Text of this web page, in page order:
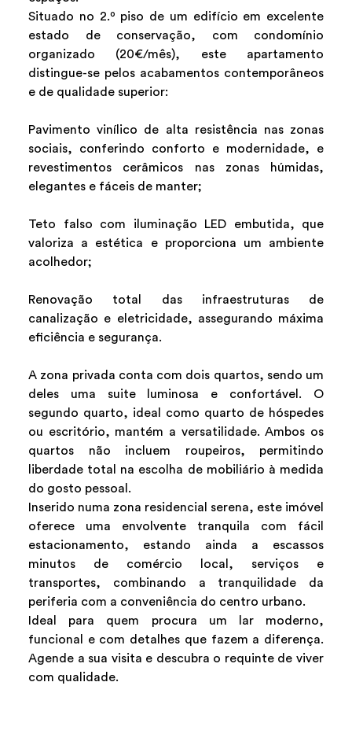
Situado no 2.º piso de um edifício em excelente
estado de conservação, com condomínio
organizado (20€/mês), este apartamento
distingue-se pelos acabamentos contemporâneos
e de qualidade superior:
Pavimento vinílico de alta resistência nas zonas
sociais, conferindo conforto e modernidade, e
revestimentos cerâmicos nas zonas húmidas,
elegantes e fáceis de manter;
Teto falso com iluminação LED embutida, que
valoriza a estética e proporciona um ambiente
acolhedor;
Renovação total das infraestruturas de
canalização e eletricidade, assegurando máxima
eficiência e segurança.
A zona privada conta com dois quartos, sendo um
deles uma suite luminosa e confortável. O
segundo quarto, ideal como quarto de hóspedes
ou escritório, mantém a versatilidade. Ambos os
quartos não incluem roupeiros, permitindo
liberdade total na escolha de mobiliário à medida
do gosto pessoal.
Inserido numa zona residencial serena, este imóvel
oferece uma envolvente tranquila com fácil
estacionamento, estando ainda a escassos
minutos de comércio local, serviços e
transportes, combinando a tranquilidade da
periferia com a conveniência do centro urbano.
Ideal para quem procura um lar moderno,
funcional e com detalhes que fazem a diferença.
Agende a sua visita e descubra o requinte de viver
com qualidade.